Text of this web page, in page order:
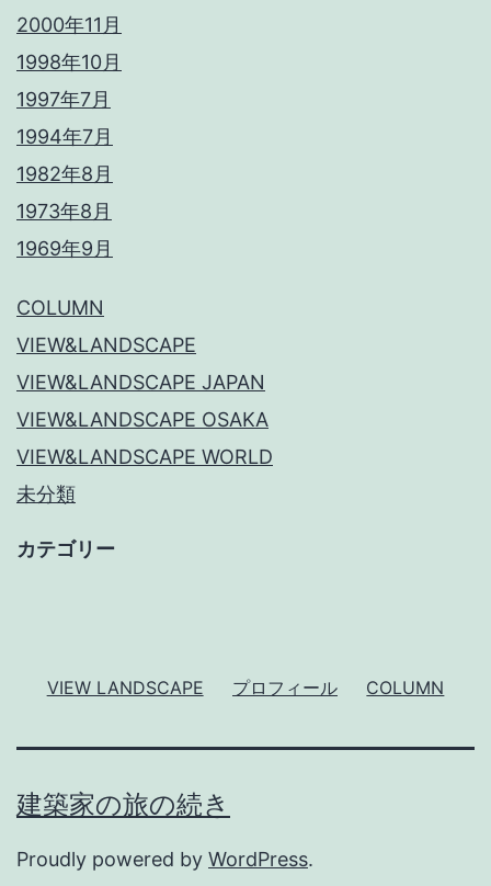
2000年11月
1998年10月
1997年7月
1994年7月
1982年8月
1973年8月
1969年9月
COLUMN
VIEW&LANDSCAPE
VIEW&LANDSCAPE JAPAN
VIEW&LANDSCAPE OSAKA
VIEW&LANDSCAPE WORLD
未分類
カテゴリー
VIEW LANDSCAPE プロフィール COLUMN
建築家の旅の続き
Proudly powered by WordPress.